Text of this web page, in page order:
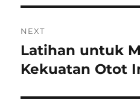
NEXT
Next
post:
Latihan untuk
Kekuatan Otot